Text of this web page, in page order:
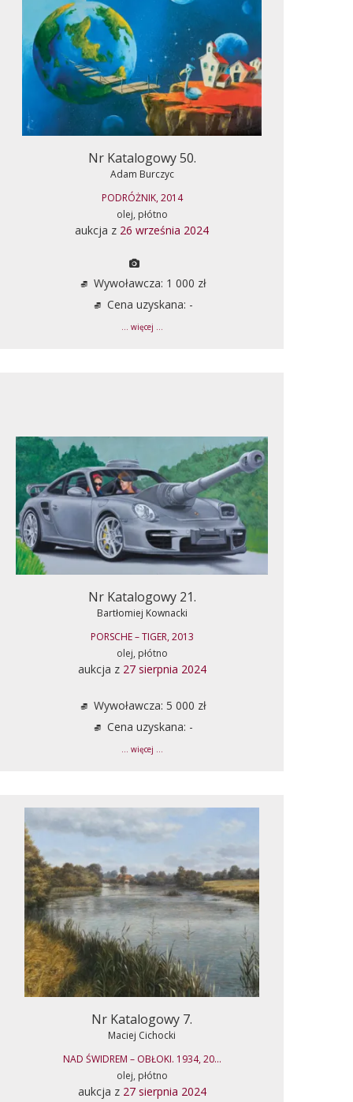
Nr Katalogowy 50.
Adam Burczyc
PODRÓŻNIK, 2014
olej, płótno
aukcja z 26 września 2024
Wywoławcza: 1 000 zł
Cena uzyskana: -
... więcej ...
Nr Katalogowy 21.
Bartłomiej Kownacki
PORSCHE – TIGER, 2013
olej, płótno
aukcja z 27 sierpnia 2024
Wywoławcza: 5 000 zł
Cena uzyskana: -
... więcej ...
Nr Katalogowy 7.
Maciej Cichocki
NAD ŚWIDREM – OBŁOKI. 1934, 20...
olej, płótno
aukcja z 27 sierpnia 2024